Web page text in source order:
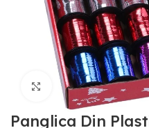
Faceți click pentru a
Panglica Din